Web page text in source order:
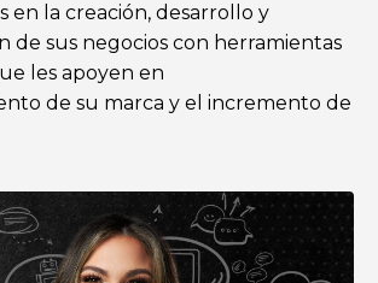
en la creación, desarrollo y
de sus negocios con herramientas
les apoyen en
de su marca y el incremento de